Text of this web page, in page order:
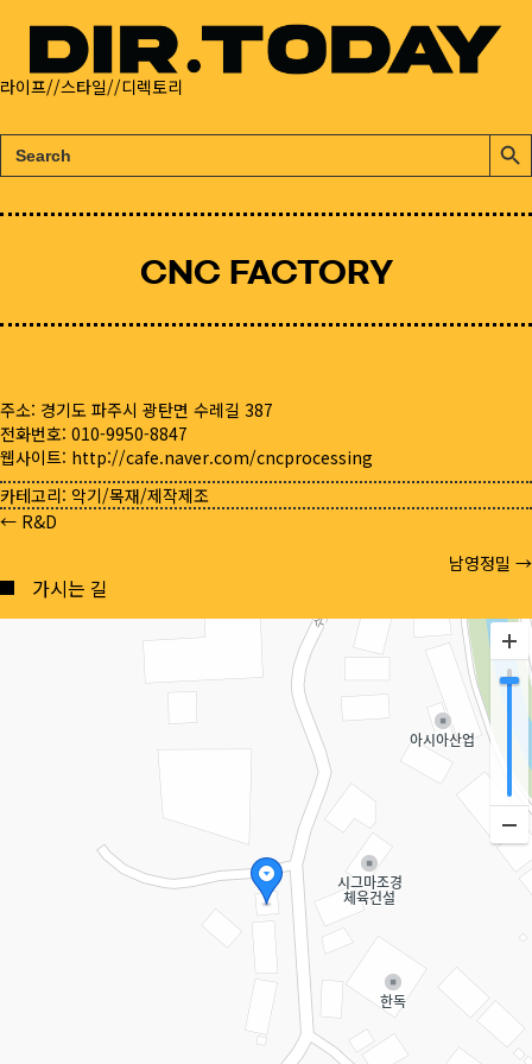
라이프//스타일//디렉토리
검
색:
검
색
튼
CNC FACTORY
주소: 경기도 파주시 광탄면 수레길 387
전화번호: 010-9950-8847
웹사이트: http://cafe.naver.com/cncprocessing
카테고리: 악기/목재/제작제조
Posts
navigation
← R&D
남영정밀 →
가시는 길